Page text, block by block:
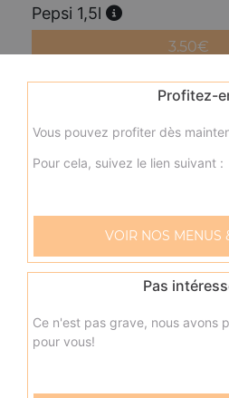
Pepsi 1,5l
3.50€
3.50€
3.50€
4.00€
Profitez-
Vous pouvez profiter dès
Pour cela, suivez le lien suivant :
VOIR NOS MENUS
Pas
Ce n'est pas grave, nous avons
pour vous!